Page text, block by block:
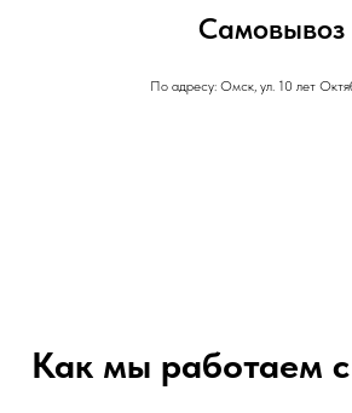
Самовывоз
По адресу: Омск, ул. 10 лет
Как мы работаем